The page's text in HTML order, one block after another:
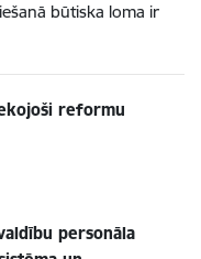
būtiska loma ir
reformu
personāla